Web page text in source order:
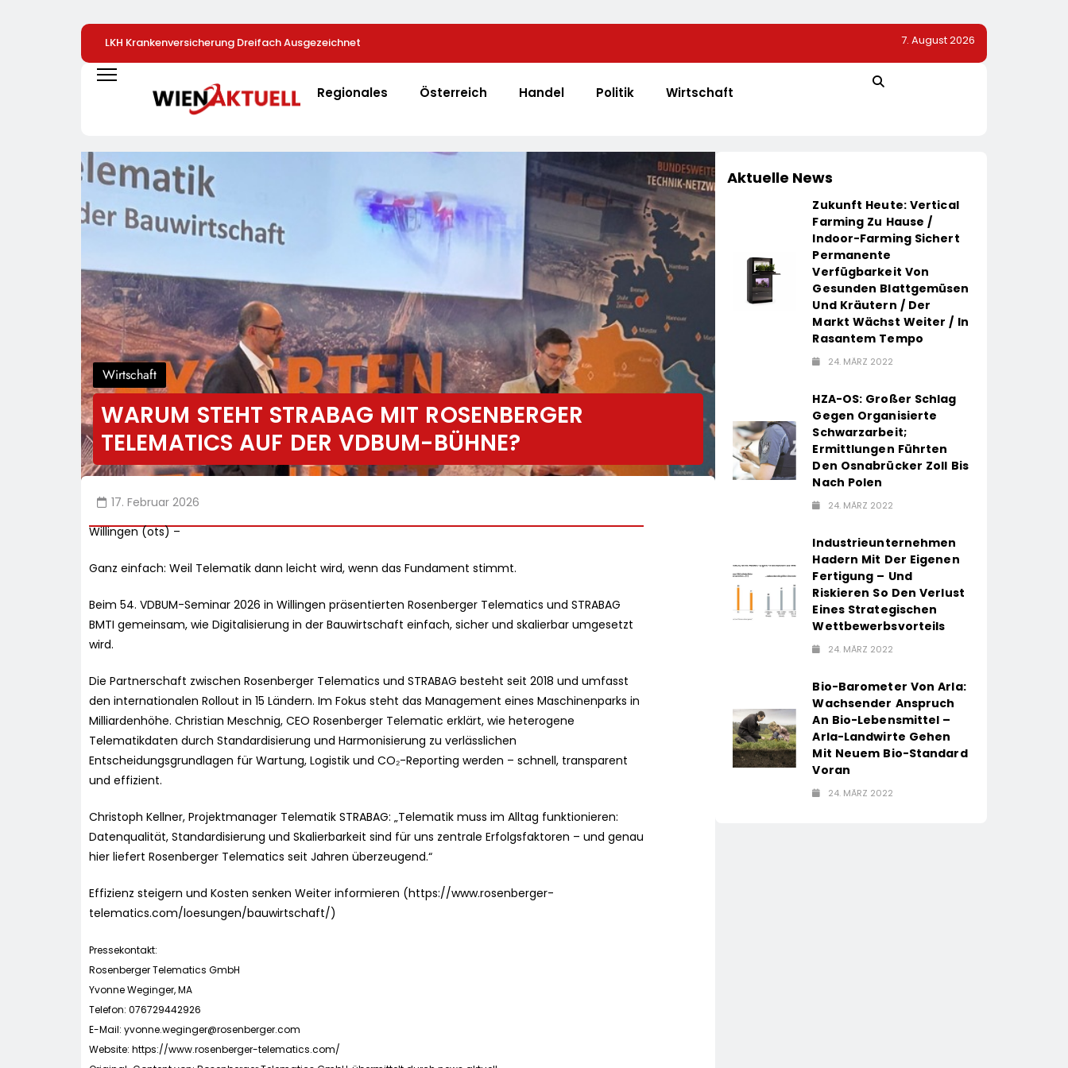
LKH Krankenversicherung Dreifach Ausgezeichnet
„Gustavomat“ An Den Start
Alice Weidel: Rekord-Insolvenzen Sind Warnsignal –
Bundesregierung Verschärft Die Wirtschaftskrise
7. August 2026
Regionales Österreich Handel Politik Wirtschaft
Wirtschaft
WARUM STEHT STRABAG MIT ROSENBERGER
TELEMATICS AUF DER VDBUM-BÜHNE?
17. Februar 2026
Willingen (ots) –
Ganz einfach: Weil Telematik dann leicht wird, wenn das Fundament stimmt.
Beim 54. VDBUM-Seminar 2026 in Willingen präsentierten Rosenberger Telematics und STRABAG
BMTI gemeinsam, wie Digitalisierung in der Bauwirtschaft einfach, sicher und skalierbar umgesetzt
wird.
Die Partnerschaft zwischen Rosenberger Telematics und STRABAG besteht seit 2018 und umfasst
den internationalen Rollout in 15 Ländern. Im Fokus steht das Management eines Maschinenparks in
Milliardenhöhe. Christian Meschnig, CEO Rosenberger Telematic erklärt, wie heterogene
Telematikdaten durch Standardisierung und Harmonisierung zu verlässlichen
Entscheidungsgrundlagen für Wartung, Logistik und CO₂-Reporting werden – schnell, transparent
und effizient.
Christoph Kellner, Projektmanager Telematik STRABAG: „Telematik muss im Alltag funktionieren:
Datenqualität, Standardisierung und Skalierbarkeit sind für uns zentrale Erfolgsfaktoren – und genau
hier liefert Rosenberger Telematics seit Jahren überzeugend.“
Effizienz steigern und Kosten senken Weiter informieren (https://www.rosenberger-
telematics.com/loesungen/bauwirtschaft/)
Pressekontakt:
Rosenberger Telematics GmbH
Yvonne Weginger, MA
Telefon: 076729442926
E-Mail: yvonne.weginger@rosenberger.com
Website: https://www.rosenberger-telematics.com/
Aktuelle News
Zukunft Heute: Vertical
Farming Zu Hause /
Indoor-Farming Sichert
Permanente
Verfügbarkeit Von
Gesunden Blattgemüsen
Und Kräutern / Der
Markt Wächst Weiter / In
Rasantem Tempo
24. MÄRZ 2022
HZA-OS: Großer Schlag
Gegen Organisierte
Schwarzarbeit;
Ermittlungen Führten
Den Osnabrücker Zoll Bis
Nach Polen
24. MÄRZ 2022
Industrieunternehmen
Hadern Mit Der Eigenen
Fertigung – Und
Riskieren So Den Verlust
Eines Strategischen
Wettbewerbsvorteils
24. MÄRZ 2022
Bio-Barometer Von Arla:
Wachsender Anspruch
An Bio-Lebensmittel –
Arla-Landwirte Gehen
Mit Neuem Bio-Standard
Voran
24. MÄRZ 2022